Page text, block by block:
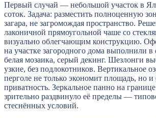
Первый случай — небольшой участок в
соток. Задача: разместить полноценную
загара, не загромождая пространство.
лаконичной прямоугольной чаше со
визуально облегчающим конструкцию.
на участке загородного дома выполнили в
белая мозаика, серый декинг. Шезлонги
узкие, без подлокотников. Вертикальное
перголе не только экономит площадь, но и
приватность. Зеркальное панно на
зрительно раздвинуло её пределы —
стеснённых условий.